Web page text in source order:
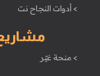
> أدوات النجاح نت
> منحة غيّر